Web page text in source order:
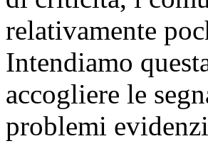
relativamente
Intendiamo
accogliere le
problemi